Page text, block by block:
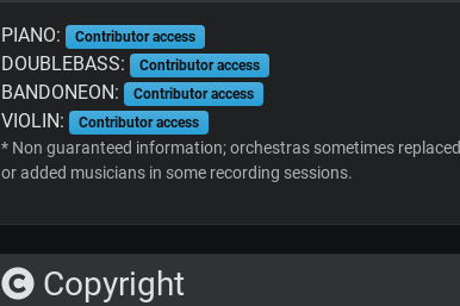
PIANO: Contributor access
DOUBLEBASS: Contributor access
BANDONEON: Contributor access
VIOLIN: Contributor access
* Non guaranteed information; orchestras sometimes replaced
or added musicians in some recording sessions.
Copyright